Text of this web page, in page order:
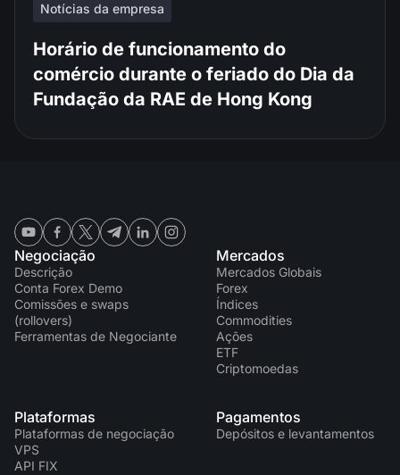
Notícias da empresa
Horário de funcionamento do
comércio durante o feriado do Dia da
Fundação da RAE de Hong Kong
Negociação
Descrição
Conta Forex Demo
Comissões e swaps
(rollovers)
Ferramentas de Negociante
Mercados
Mercados Globais
Forex
Índices
Commodities
Ações
ETF
Criptomoedas
Plataformas
Plataformas de negociação
VPS
API FIX
Pagamentos
Depósitos e levantamentos